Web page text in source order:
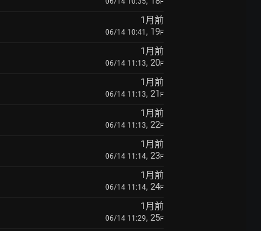
1月前
06/14 10:41 , 19F
1月前
06/14 11:13, 20F
1月前
06/14 11:13, 21 F
1月前
06/14 11:13, 22F
1月前
06/14 11:14, 23F
1月前
06/14 11:14, 24F
1月前
06/14 11:29, 25F